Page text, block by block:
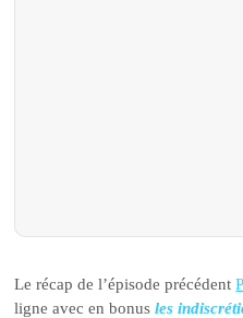
Le récap de l’épisode précédent
ligne avec en bonusles